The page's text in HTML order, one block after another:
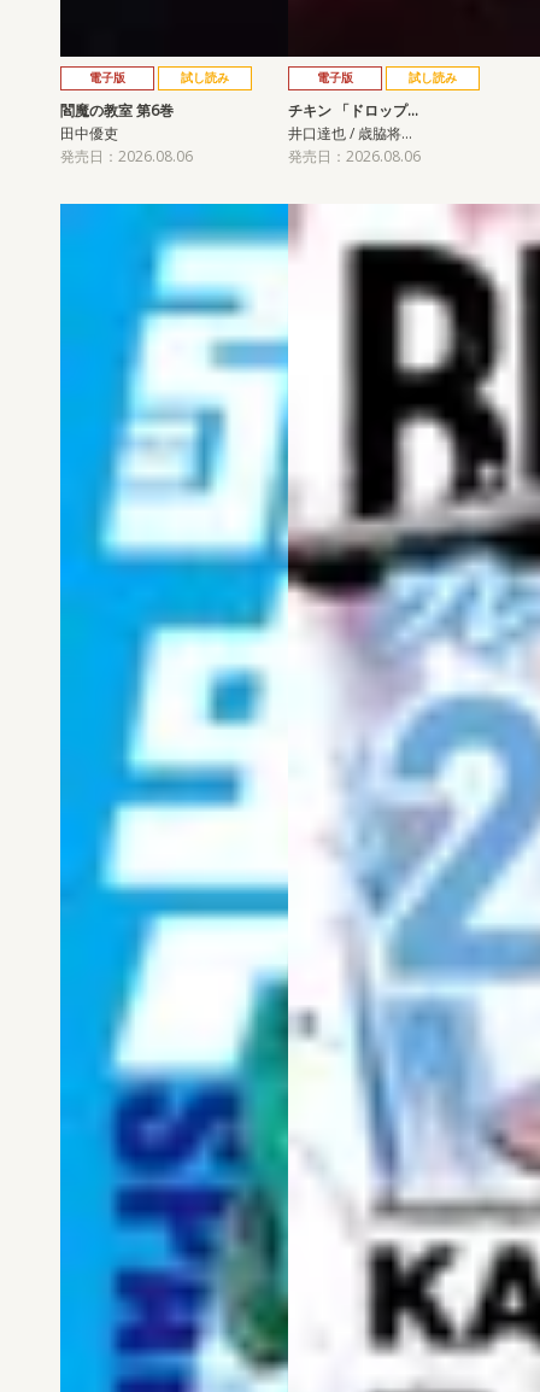
電子版 試し読み
閻魔の教室 第6巻
田中優吏
発売日：2026.08.06
電子版 試し読み
チキン 「ドロップ…
井口達也 / 歳脇将…
発売日：2026.08.06